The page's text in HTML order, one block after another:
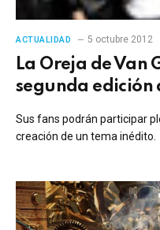
ACTUALIDAD 5 octubre 2012
La Oreja de Van
segunda edición
Sus fans podrán participar
creación de un tema inédito.